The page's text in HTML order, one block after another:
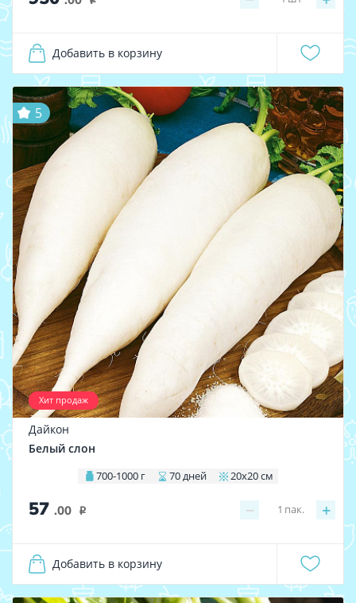
Добавить в корзину
Хит продаж
5
Дайкон
Белый слон
700-1000 г 70 дней 20х20 см
57 .00 i − +
1 пак.
Добавить в корзину